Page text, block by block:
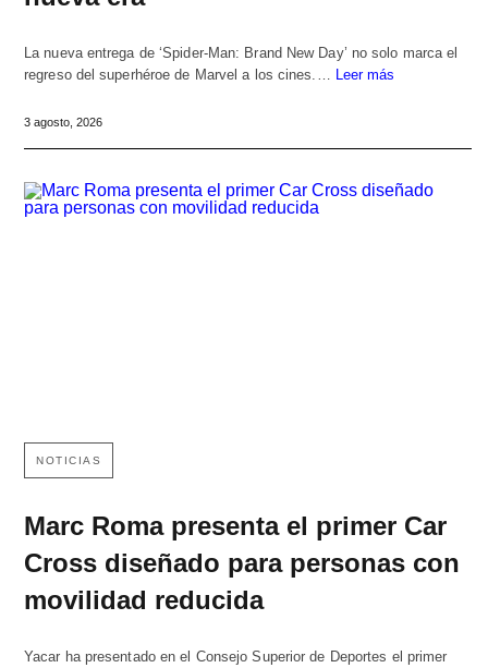
La nueva entrega de ‘Spider-Man: Brand New Day’ no solo marca el
regreso del superhéroe de Marvel a los cines.… Leer más
3 agosto, 2026
NOTICIAS
Marc Roma presenta el primer Car
Cross diseñado para personas con
movilidad reducida
Yacar ha presentado en el Consejo Superior de Deportes el primer